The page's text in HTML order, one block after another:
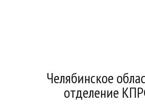
Челябинское
отделение